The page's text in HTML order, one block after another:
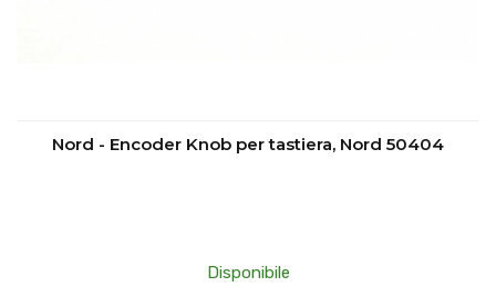
Nord - Encoder Knob per tastiera, Nord 50404
Disponibile